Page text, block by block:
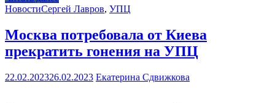
НовостиСергей Лавров, УПЦ
Москва потребовала от Киева
прекратить гонения на УПЦ
22.02.202326.02.2023 Екатерина Сдвижкова